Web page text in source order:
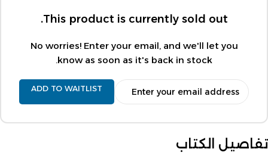
This product is currently sold out.
No worries! Enter your email, and we'll let you
know as soon as it's back in stock.
ADD TO WAITLIST
تفاصيل الكتاب